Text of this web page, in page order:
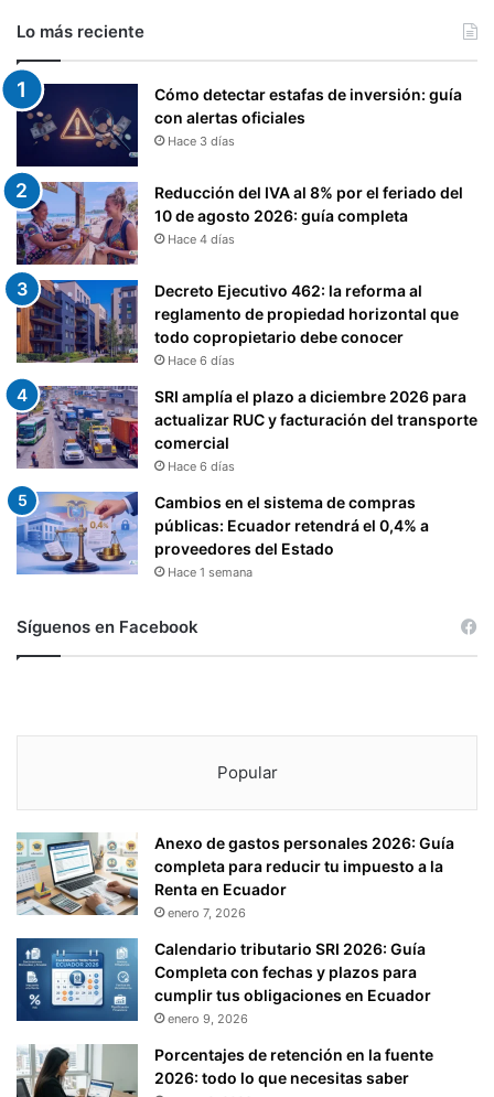
Lo más reciente
Cómo detectar estafas de inversión: guía
con alertas oficiales
Hace 3 días
Reducción del IVA al 8% por el feriado del
10 de agosto 2026: guía completa
Hace 4 días
Decreto Ejecutivo 462: la reforma al
reglamento de propiedad horizontal que
todo copropietario debe conocer
Hace 6 días
SRI amplía el plazo a diciembre 2026 para
actualizar RUC y facturación del transporte
comercial
Hace 6 días
Cambios en el sistema de compras
públicas: Ecuador retendrá el 0,4% a
proveedores del Estado
Hace 1 semana
Síguenos en Facebook
Popular
Anexo de gastos personales 2026: Guía
completa para reducir tu impuesto a la
Renta en Ecuador
enero 7, 2026
Calendario tributario SRI 2026: Guía
Completa con fechas y plazos para
cumplir tus obligaciones en Ecuador
enero 9, 2026
Porcentajes de retención en la fuente
2026: todo lo que necesitas saber